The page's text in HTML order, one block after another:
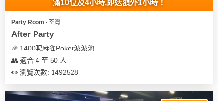
滿10位及4小時,即送額外1小時！
Party Room ∙ 荃灣
After Party
🎉 1400呎麻雀Poker波波池
👥 適合 4 至 50 人
👀 瀏覽次數: 1492528